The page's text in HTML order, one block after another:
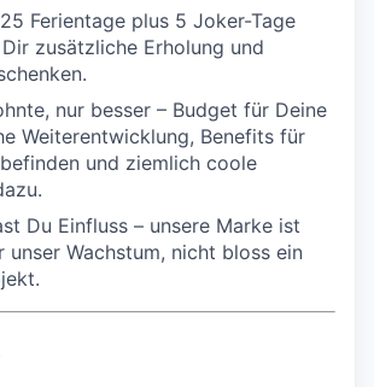
Ferientage plus 5 Joker-Tage
zusätzliche Erholung und
nur besser – Budget für Deine
Weiterentwicklung, Benefits für
und ziemlich coole
Du Einfluss – unsere Marke ist
unser Wachstum, nicht bloss ein